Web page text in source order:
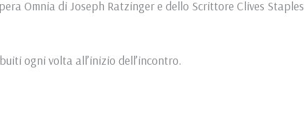
Omnia di Joseph Ratzinger e dello Scrittore Clives Staples
ogni volta all’inizio dell’incontro.